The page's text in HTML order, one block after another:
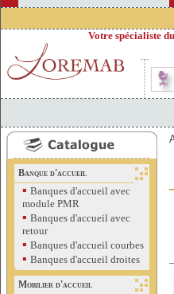
Votre spécialiste
Banque d'accueil
▪ Banques d'accueil avec
module PMR
▪ Banques d'accueil avec
retour
▪ Banques d'accueil courbes
▪ Banques d'accueil droites
Mobilier d'accueil